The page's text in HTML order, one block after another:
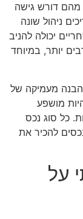
מהם דורש גישה
ניהול שונה
יכולה להניב
יותר, במיוחד
מעמיקה של
מושפע
כל סוג נכס
להכיר את
על